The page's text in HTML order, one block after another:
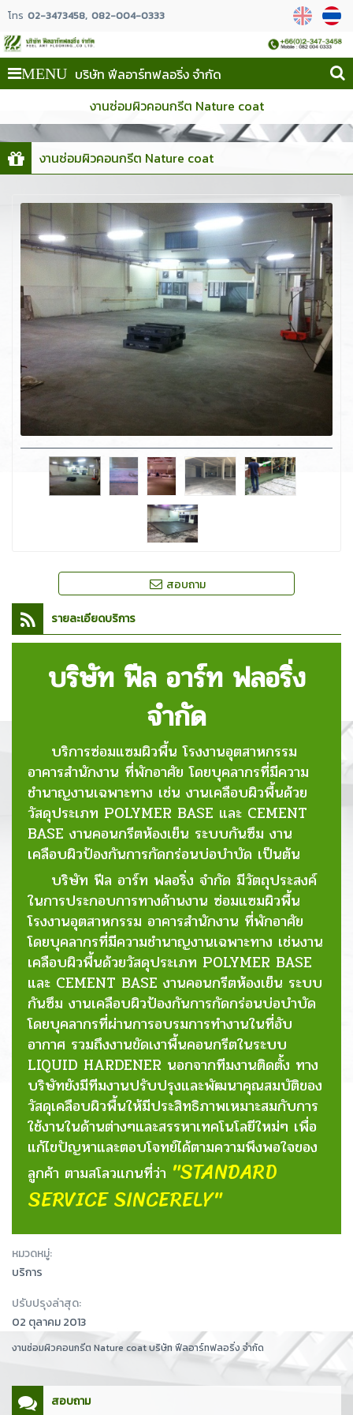
โทร 02-3473458 082-004-0333
MENU บริษัท ฟีลอาร์ทฟลอริ่ง จำกัด
งานซ่อมผิวคอนกรีต Nature coat
งานซ่อมผิวคอนกรีต Nature coat
สอบถาม
รายละเอียดบริการ
บริษัท ฟีล อาร์ท ฟลอริ่ง
จำกัด
บริการซ่อมแซมผิวพื้น โรงงานอุตสาหกรรม
อาคารสำนักงาน ที่พักอาศัย โดยบุคลากรที่มีความ
ชำนาญงานเฉพาะทาง เช่น งานเคลือบผิวพื้นด้วย
วัสดุประเภท POLYMER BASE และ CEMENT
BASE งานคอนกรีตห้องเย็น ระบบกันซึม งาน
เคลือบผิวป้องกันการกัดกร่อนบ่อบำบัด เป็นต้น
บริษัท ฟีล อาร์ท ฟลอริ่ง จำกัด มีวัตถุประสงค์
ในการประกอบการทางด้านงาน ซ่อมแซมผิวพื้น
โรงงานอุตสาหกรรม อาคารสำนักงาน ที่พักอาศัย
โดยบุคลากรที่มีความชำนาญงานเฉพาะทาง เช่นงาน
เคลือบผิวพื้นด้วยวัสดุประเภท POLYMER BASE
และ CEMENT BASE งานคอนกรีตห้องเย็น ระบบ
กันซึม งานเคลือบผิวป้องกันการกัดกร่อนบ่อบำบัด
โดยบุคลากรที่ผ่านการอบรมการทำงานในที่อับ
อากาศ รวมถึงงานขัดเงาพื้นคอนกรีตในระบบ
LIQUID HARDENER นอกจากทีมงานติดตั้ง ทาง
บริษัทยังมีทีมงานปรับปรุงและพัฒนาคุณสมบัติของ
วัสดุเคลือบผิวพื้นให้มีประสิทธิภาพเหมาะสมกับการ
ใช้งานในด้านต่างๆและสรรหาเทคโนโลยีใหม่ๆ เพื่อ
แก้ไขปัญหาและตอบโจทย์ได้ตามความพึงพอใจของ
ลูกค้า ตามสโลวแกนที่ว่า "STANDARD
SERVICE SINCERELY"
หมวดหมู่:
บริการ
ปรับปรุงล่าสุด:
02 ตุลาคม 2013
งานซ่อมผิวคอนกรีต Nature coat บริษัท ฟีลอาร์ทฟลอริ่ง จำกัด
สอบถาม